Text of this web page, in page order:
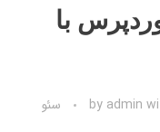
با
by admin سئو